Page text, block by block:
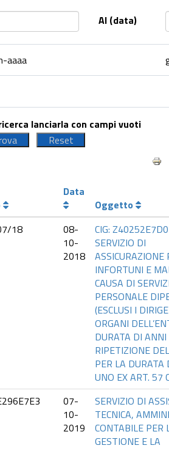
Al (data)
aaaa
lanciarla con campi vuoti
Data
Oggetto
18
08-
10-
2018
CIG:
SERVIZIO DI
ASSICURAZIONE
INFORTUNI E
CAUSA DI
PERSONALE
(ESCLUSI I
ORGANI
DURATA DI
RIPETIZIONE
PER LA DURATA
UNO EX ART. 57
07-
10-
2019
SERVIZIO DI
TECNICA,
CONTABILE PER
GESTIONE E LA